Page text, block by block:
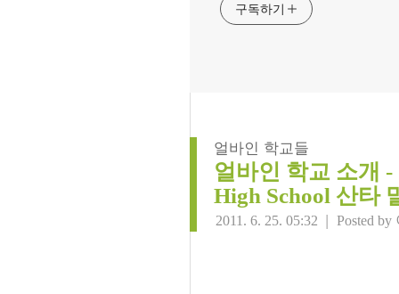
구독하기
얼바인 학교들
얼바인 학교 소개
High School 산타
2011. 6. 25. 05:32 | Posted by